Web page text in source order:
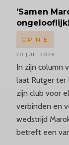
'Samen
In zijn column
laat Rutger ter
zijn club voor
verbinden en
wedstrijd
betreft een
OPINIE
20 JULI 2026